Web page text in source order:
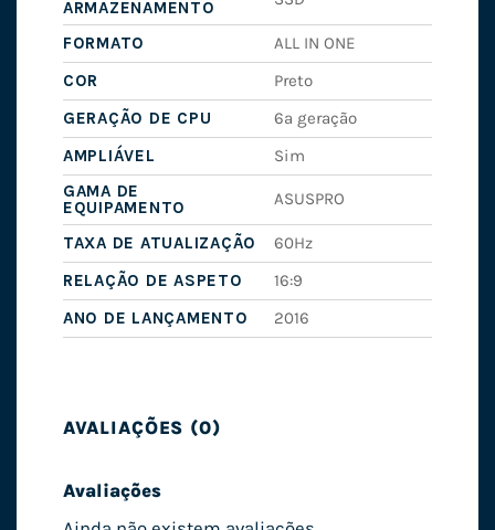
ARMAZENAMENTO
FORMATO
ALL IN ONE
COR
Preto
GERAÇÃO DE CPU
6ª geração
AMPLIÁVEL
Sim
GAMA DE
EQUIPAMENTO
ASUSPRO
TAXA DE ATUALIZAÇÃO
60Hz
RELAÇÃO DE ASPETO
16:9
ANO DE LANÇAMENTO
2016
AVALIAÇÕES (0)
Avaliações